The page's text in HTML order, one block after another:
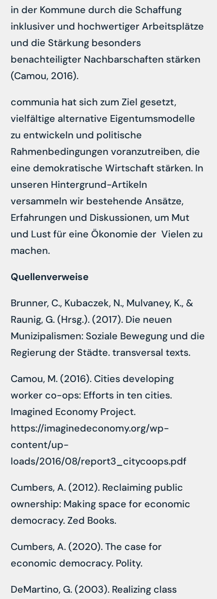
in der Kommune durch die Schaffung
inklusiver und hochwertiger Arbeitsplätze
und die Stärkung besonders
benachteiligter Nachbarschaften stärken
(Camou, 2016).
communia hat sich zum Ziel gesetzt,
vielfältige alternative Eigentumsmodelle
zu entwickeln und politische
Rahmenbedingungen voranzutreiben, die
eine demokratische Wirtschaft stärken. In
unseren Hintergrund-Artikeln
versammeln wir bestehende Ansätze,
Erfahrungen und Diskussionen, um Mut
und Lust für eine Ökonomie der Vielen zu
machen.
Quellenverweise
Brunner, C., Kubaczek, N., Mulvaney, K., &
Raunig, G. (Hrsg.). (2017). Die neuen
Munizipalismen: Soziale Bewegung und die
Regierung der Städte. transversal texts.
Camou, M. (2016). Cities developing
worker co-ops: Efforts in ten cities.
Imagined Economy Project.
https://imaginedeconomy.org/wp-
content/up-
loads/2016/08/report3_citycoops.pdf
Cumbers, A. (2012). Reclaiming public
ownership: Making space for economic
democracy. Zed Books.
Cumbers, A. (2020). The case for
economic democracy. Polity.
DeMartino, G. (2003). Realizing class